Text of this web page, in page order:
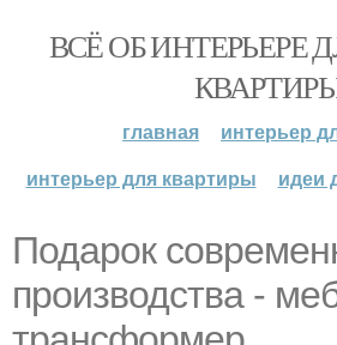
ВСЁ ОБ ИНТЕРЬЕРЕ
главная
интерьер
интерьер для квартиры
идеи
Подарок
производства -